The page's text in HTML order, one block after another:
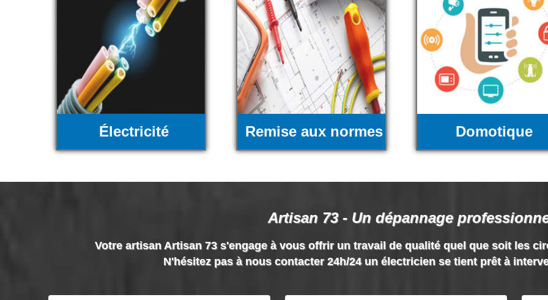
Électricité Remise aux normes Domotique
Artisan 73 - Un dépannage
Votre artisan Artisan 73 s'engage à vous offrir un travail de qualité quel que soit les
N'hésitez pas à nous contacter 24h/24 un électricien se tient prêt à